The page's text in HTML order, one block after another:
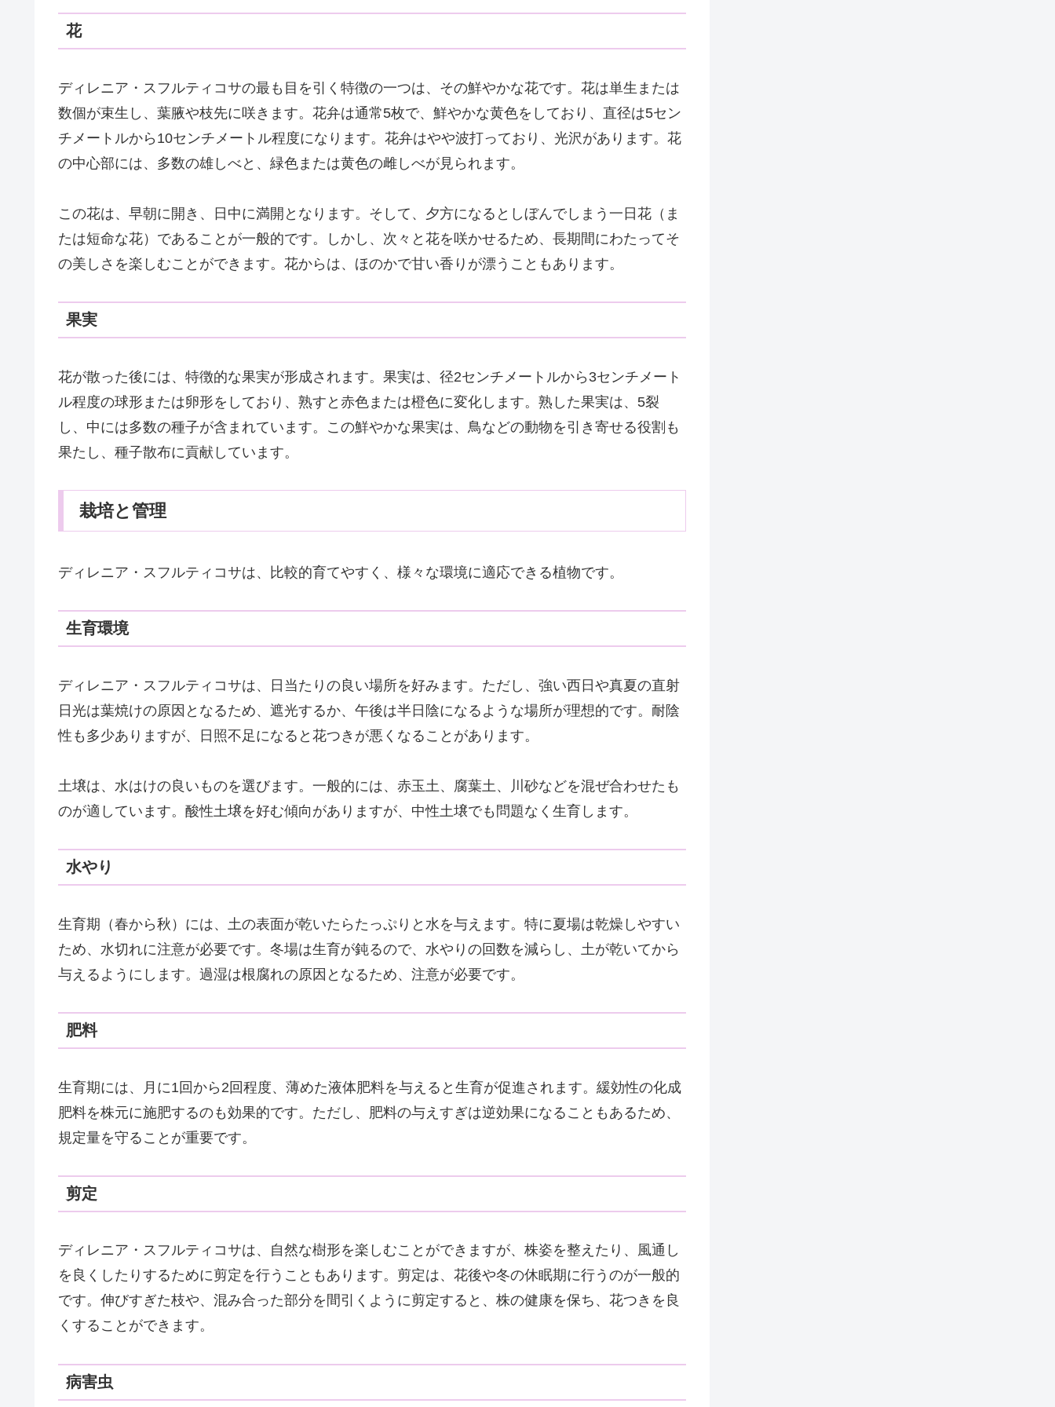
花
ディレニア・スフルティコサの最も目を引く特徴の一つは、その鮮やかな花です。花は単生または
数個が束生し、葉腋や枝先に咲きます。花弁は通常5枚で、鮮やかな黄色をしており、直径は5セン
チメートルから10センチメートル程度になります。花弁はやや波打っており、光沢があります。花
の中心部には、多数の雄しべと、緑色または黄色の雌しべが見られます。
この花は、早朝に開き、日中に満開となります。そして、夕方になるとしぼんでしまう一日花（ま
たは短命な花）であることが一般的です。しかし、次々と花を咲かせるため、長期間にわたってそ
の美しさを楽しむことができます。花からは、ほのかで甘い香りが漂うこともあります。
果実
花が散った後には、特徴的な果実が形成されます。果実は、径2センチメートルから3センチメート
ル程度の球形または卵形をしており、熟すと赤色または橙色に変化します。熟した果実は、5裂
し、中には多数の種子が含まれています。この鮮やかな果実は、鳥などの動物を引き寄せる役割も
果たし、種子散布に貢献しています。
栽培と管理
ディレニア・スフルティコサは、比較的育てやすく、様々な環境に適応できる植物です。
生育環境
ディレニア・スフルティコサは、日当たりの良い場所を好みます。ただし、強い西日や真夏の直射
日光は葉焼けの原因となるため、遮光するか、午後は半日陰になるような場所が理想的です。耐陰
性も多少ありますが、日照不足になると花つきが悪くなることがあります。
土壌は、水はけの良いものを選びます。一般的には、赤玉土、腐葉土、川砂などを混ぜ合わせたも
のが適しています。酸性土壌を好む傾向がありますが、中性土壌でも問題なく生育します。
水やり
生育期（春から秋）には、土の表面が乾いたらたっぷりと水を与えます。特に夏場は乾燥しやすい
ため、水切れに注意が必要です。冬場は生育が鈍るので、水やりの回数を減らし、土が乾いてから
与えるようにします。過湿は根腐れの原因となるため、注意が必要です。
肥料
生育期には、月に1回から2回程度、薄めた液体肥料を与えると生育が促進されます。緩効性の化成
肥料を株元に施肥するのも効果的です。ただし、肥料の与えすぎは逆効果になることもあるため、
規定量を守ることが重要です。
剪定
ディレニア・スフルティコサは、自然な樹形を楽しむことができますが、株姿を整えたり、風通し
を良くしたりするために剪定を行うこともあります。剪定は、花後や冬の休眠期に行うのが一般的
です。伸びすぎた枝や、混み合った部分を間引くように剪定すると、株の健康を保ち、花つきを良
くすることができます。
病害虫